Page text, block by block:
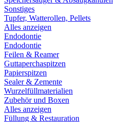
Sonstiges
Tupfer, Watterollen, Pellets
Alles anzeigen
Endodontie
Endodontie
Feilen & Reamer
Guttaperchaspitzen
Papierspitzen
Sealer & Zemente
Wurzelfüllmaterialien
Zubehör und Boxen
Alles anzeigen
Füllung & Restauration